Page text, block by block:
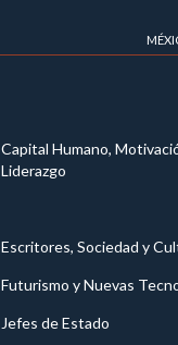
Capital Humano,
Liderazgo
Escritores, Sociedad y
Futurismo y Nuevas
Jefes de Estado